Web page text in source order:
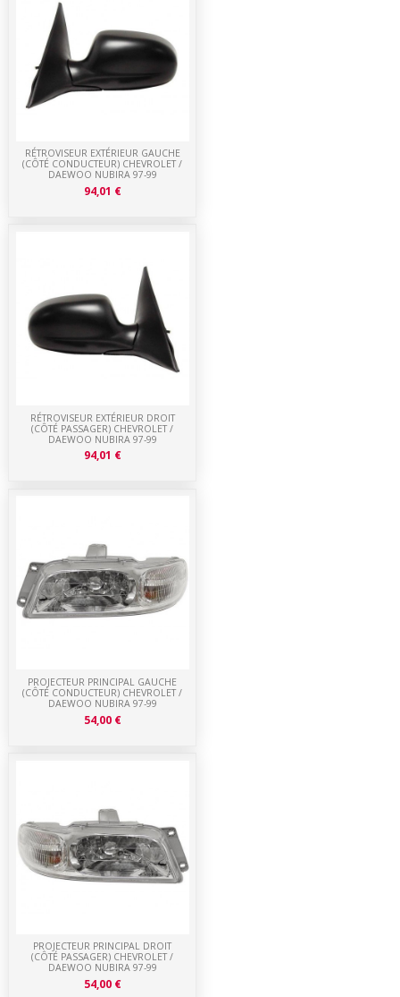
PROJECTEUR PRINCIPAL DROIT
(CÔTÉ PASSAGER) CHEVROLET /
DAEWOO NUBIRA 97-99
54,00 €
PROJECTEUR PRINCIPAL GAUCHE
(CÔTÉ CONDUCTEUR) CHEVROLET /
DAEWOO NUBIRA 97-99
54,00 €
RÉTROVISEUR EXTÉRIEUR DROIT
(CÔTÉ PASSAGER) CHEVROLET /
DAEWOO NUBIRA 97-99
94,01 €
RÉTROVISEUR EXTÉRIEUR GAUCHE
(CÔTÉ CONDUCTEUR) CHEVROLET /
DAEWOO NUBIRA 97-99
94,01 €